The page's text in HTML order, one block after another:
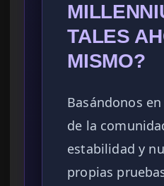
TALES
MISMO?
Basándonos
de la
estabilidad y
propias